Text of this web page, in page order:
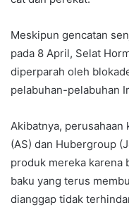
Meskipun gencatan
pada 8 April, Selat
diperparah oleh
pelabuhan-pelabuhan
Akibatnya,
(AS) dan Hubergroup
produk mereka karena
baku yang terus
dianggap tidak